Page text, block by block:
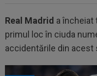
Real Madrid a încheiat
primul loc în ciuda
accidentările din acest